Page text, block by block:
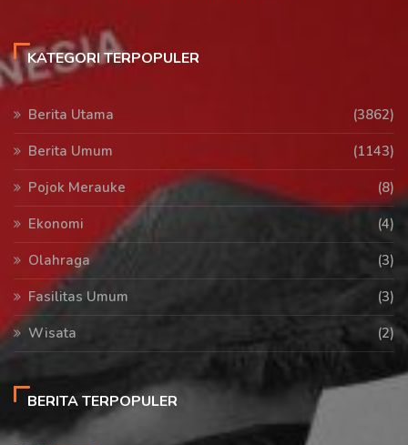
KATEGORI TERPOPULER
Berita Utama
(3862)
Berita Umum
(1143)
Pojok Merauke
(8)
Ekonomi
(4)
Olahraga
(3)
Fasilitas Umum
(3)
Wisata
(2)
BERITA TERPOPULER